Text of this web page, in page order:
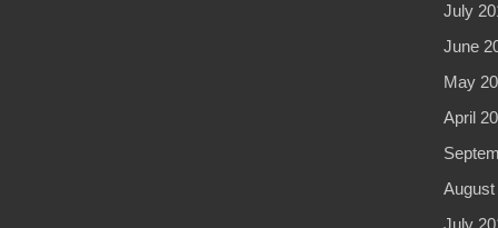
July
June
May
April
August